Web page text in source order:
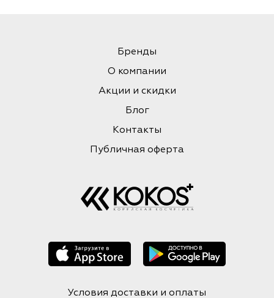
Бренды
О компании
Акции и скидки
Блог
Контакты
Публичная оферта
Условия доставки и оплаты